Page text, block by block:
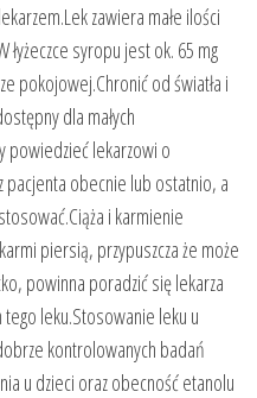
zawiera małe ilości
łyżeczce syropu jest ok. 65 mg
pokojowej.Chronić od światła i
dla małych
powiedzieć lekarzowi o
pacjenta obecnie lub ostatnio, a
i karmienie
piersią, przypuszcza że może
powinna poradzić się lekarza
leku.Stosowanie leku u
kontrolowanych badań
u dzieci oraz obecność etanolu